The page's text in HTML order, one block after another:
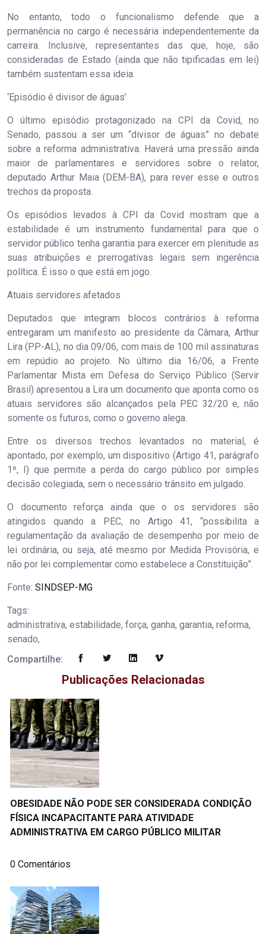
No entanto, todo o funcionalismo defende que a
permanência no cargo é necessária independentemente da
carreira. Inclusive, representantes das que, hoje, são
consideradas de Estado (ainda que não tipificadas em lei)
também sustentam essa ideia.
‘Episódio é divisor de águas’
O último episódio protagonizado na CPI da Covid, no
Senado, passou a ser um “divisor de águas” no debate
sobre a reforma administrativa. Haverá uma pressão ainda
maior de parlamentares e servidores sobre o relator,
deputado Arthur Maia (DEM-BA), para rever esse e outros
trechos da proposta.
Os episódios levados à CPI da Covid mostram que a
estabilidade é um instrumento fundamental para que o
servidor público tenha garantia para exercer em plenitude as
suas atribuições e prerrogativas legais sem ingerência
política. É isso o que está em jogo.
Atuais servidores afetados
Deputados que integram blocos contrários à reforma
entregaram um manifesto ao presidente da Câmara, Arthur
Lira (PP-AL), no dia 09/06, com mais de 100 mil assinaturas
em repúdio ao projeto. No último dia 16/06, a Frente
Parlamentar Mista em Defesa do Serviço Público (Servir
Brasil) apresentou a Lira um documento que aponta como os
atuais servidores são alcançados pela PEC 32/20 e, não
somente os futuros, como o governo alega.
Entre os diversos trechos levantados no material, é
apontado, por exemplo, um dispositivo (Artigo 41, parágrafo
1º, I) que permite a perda do cargo público por simples
decisão colegiada, sem o necessário trânsito em julgado.
O documento reforça ainda que o os servidores são
atingidos quando a PEC, no Artigo 41, “possibilita a
regulamentação da avaliação de desempenho por meio de
lei ordinária, ou seja, até mesmo por Medida Provisória, e
não por lei complementar como estabelece a Constituição”.
Fonte: SINDSEP-MG
Tags:
administrativa, estabilidade, força, ganha, garantia, reforma,
senado,
Compartilhe:
Publicações Relacionadas
OBESIDADE NÃO PODE SER CONSIDERADA CONDIÇÃO
FÍSICA INCAPACITANTE PARA ATIVIDADE
ADMINISTRATIVA EM CARGO PÚBLICO MILITAR
0 Comentários